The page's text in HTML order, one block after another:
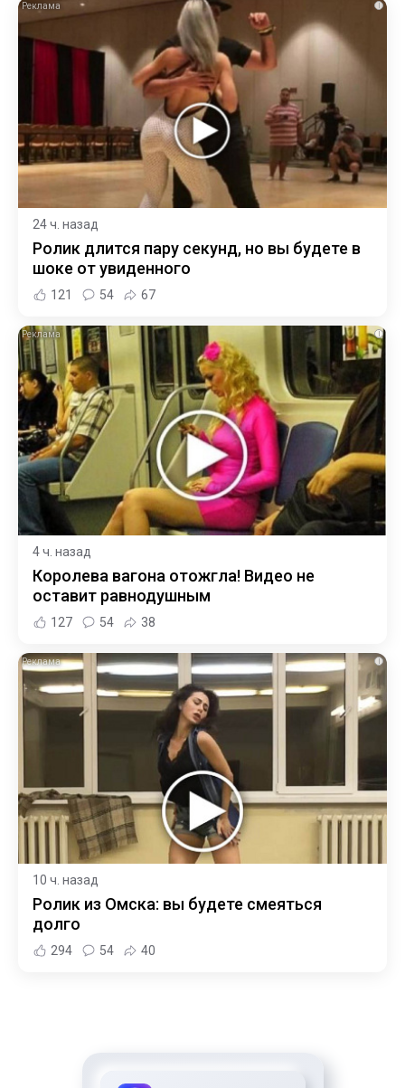
i
24 ч. назад
Ролик длится пару секунд, но вы будете в
шоке от увиденного
121 54 67
i
4 ч. назад
Королева вагона отожгла! Видео не
оставит равнодушным
127 54 38
i
10 ч. назад
Ролик из Омска: вы будете смеяться
долго
294 54 40